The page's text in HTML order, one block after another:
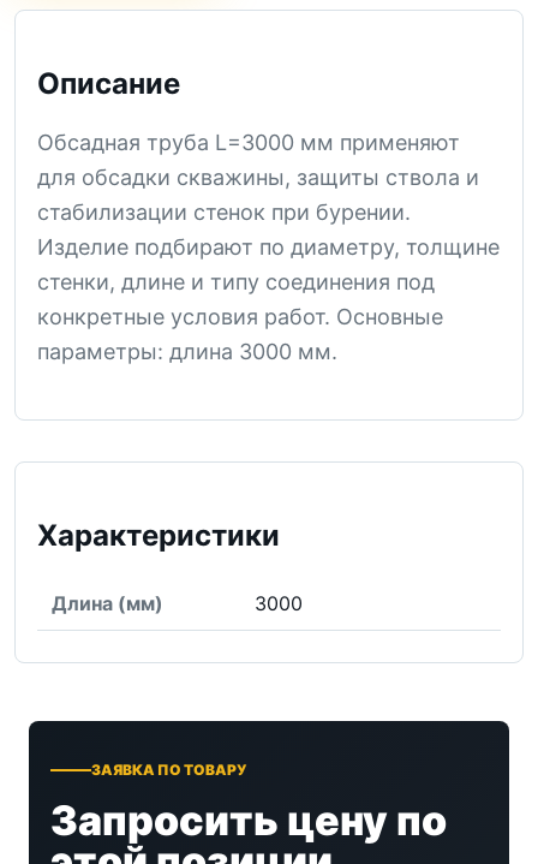
Описание
Обсадная труба L=3000 мм применяют
для обсадки скважины, защиты ствола и
стабилизации стенок при бурении.
Изделие подбирают по диаметру, толщине
стенки, длине и типу соединения под
конкретные условия работ. Основные
параметры: длина 3000 мм.
Характеристики
Длина (мм) 3000
ЗАЯВКА ПО ТОВАРУ
Запросить цену по